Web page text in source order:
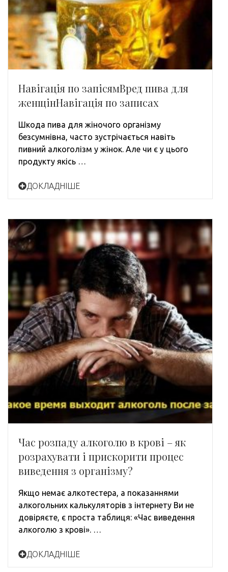
Навігація по запісямВред пива для
женщінНавігація по записах
Шкода пива для жіночого організму
безсумнівна, часто зустрічається навіть
пивний алкоголізм у жінок. Але чи є у цього
продукту якісь …
ДОКЛАДНІШЕ
Час розпаду алкоголю в крові – як
розрахувати і прискорити процес
виведення з організму?
Якщо немає алкотестера, а показаннями
алкогольних калькуляторів з інтернету Ви не
довіряєте, є проста таблиця: «Час виведення
алкоголю з крові». …
ДОКЛАДНІШЕ